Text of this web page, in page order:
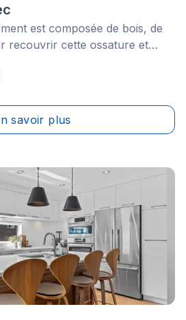
est composée de bois, de
recouvrir cette ossature et
maison, un parement de
entrepreneur saura répondre à
savoir plus